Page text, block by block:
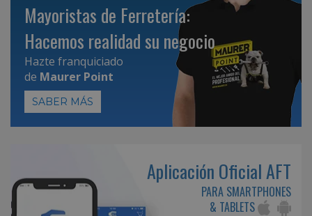
Mayoristas de Ferretería:
Hacemos realidad su negocio
Hazte franquiciado
de Maurer Point
SABER MÁS
Aplicación Oficial AFT
PARA SMARTPHONES
& TABLETS